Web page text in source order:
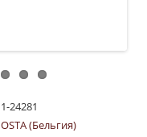
1-24281
OSTA (Бельгия)